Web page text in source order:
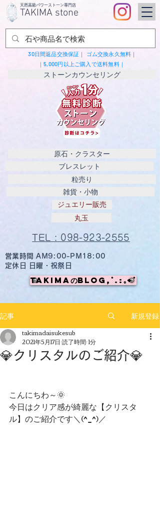
TAKIMA stone
​天然高級パワーストーン専門店
｜5,000円以上ご購入で送料無料｜
30日間返品交換保証｜ ゴム交換永久無料｜
TEL : 098-923-2555
原石・クラスター
ブレスレット
粒売り
雑貨・小物
ストーンカウンセリング
ジュエリー販売
丸玉
営業時間 AM9:00-PM18:00
定休日 日曜・祝祭日
TAKIMAのBlog,ﾟ.:｡+ﾟ
記事 新規登録
💎クリスタルのご紹介💎
takimadaisukesub
2021年5月17日 読了時間: 1分
こんにちわ～🌞
今日はクリア感が綺麗な【クリスタ
ル】のご紹介です＼(^_^)／